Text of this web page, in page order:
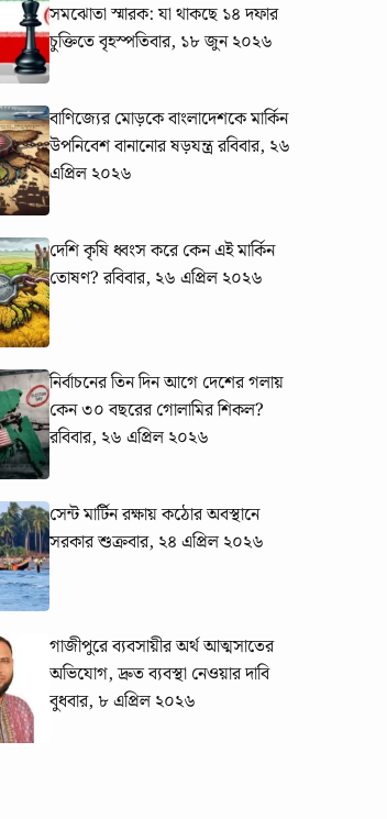
সমঝোতা স্মারক: যা থাকছে ১৪ দফার
চুক্তিতেবৃহস্পতিবার, ১৮ জুন ২০২৬
বাণিজ্যের মোড়কে বাংলাদেশকে মার্কিন
উপনিবেশ বানানোর ষড়যন্ত্ররবিবার, ২৬
এপ্রিল ২০২৬
দেশি কৃষি ধ্বংস করে কেন এই মার্কিন
তোষণ? রবিবার, ২৬ এপ্রিল ২০২৬
নির্বাচনের তিন দিন আগে দেশের গলায়
কেন ৩০ বছরের গোলামির শিকল?
রবিবার, ২৬ এপ্রিল ২০২৬
সেন্ট মার্টিন রক্ষায় কঠোর অবস্থানে
সরকারশুক্রবার, ২৪ এপ্রিল ২০২৬
গাজীপুরে ব্যবসায়ীর অর্থ আত্মসাতের
অভিযোগ, দ্রুত ব্যবস্থা নেওয়ার দাবি
বুধবার, ৮ এপ্রিল ২০২৬